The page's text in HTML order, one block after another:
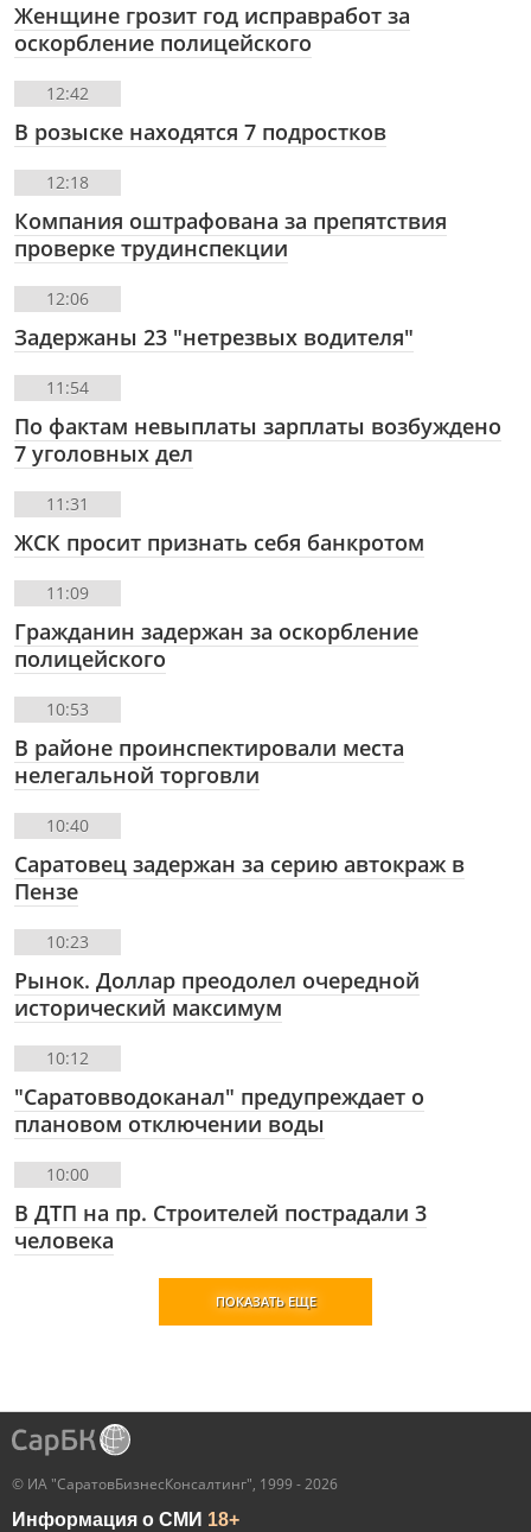
Женщине грозит год исправработ за
оскорбление полицейского
12:42
В розыске находятся 7 подростков
12:18
Компания оштрафована за препятствия
проверке трудинспекции
12:06
Задержаны 23 "нетрезвых водителя"
11:54
По фактам невыплаты зарплаты возбуждено
7 уголовных дел
11:31
ЖСК просит признать себя банкротом
11:09
Гражданин задержан за оскорбление
полицейского
10:53
В районе проинспектировали места
нелегальной торговли
10:40
Саратовец задержан за серию автокраж в
Пензе
10:23
Рынок. Доллар преодолел очередной
исторический максимум
10:12
"Саратовводоканал" предупреждает о
плановом отключении воды
10:00
В ДТП на пр. Строителей пострадали 3
человека
ПОКАЗАТЬ ЕЩЕ
© ИА "СаратовБизнесКонсалтинг", 1999 - 2026
Информация о СМИ 18+